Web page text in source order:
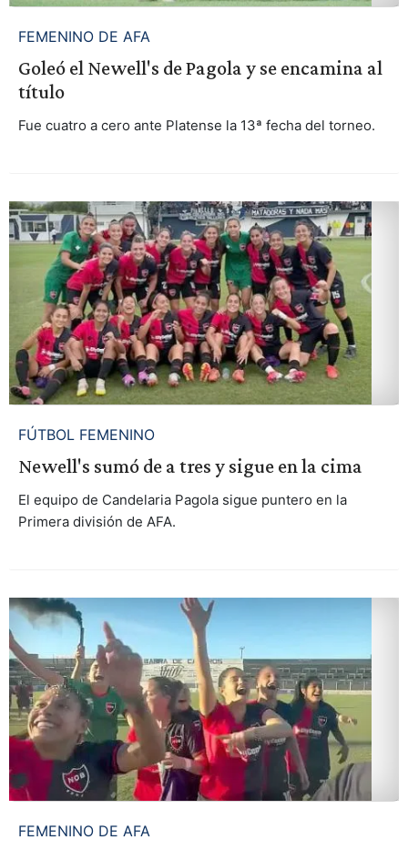
FEMENINO DE AFA
Goleó el Newell's de Pagola y se encamina al
título
Fue cuatro a cero ante Platense la 13ª fecha del torneo.
FÚTBOL FEMENINO
Newell's sumó de a tres y sigue en la cima
El equipo de Candelaria Pagola sigue puntero en la
Primera división de AFA.
FEMENINO DE AFA